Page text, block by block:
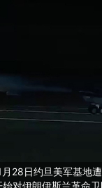
月28日约旦美军基地
对伊朗伊斯兰革命